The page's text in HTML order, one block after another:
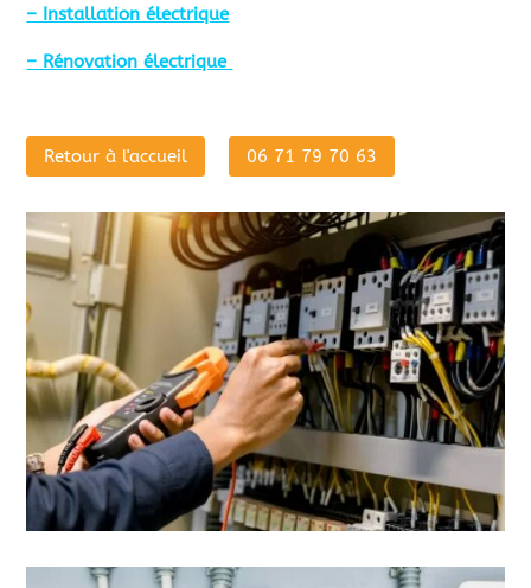
– Installation électrique
– Rénovation électrique
Retour à l'accueil 06 71 79 70 63